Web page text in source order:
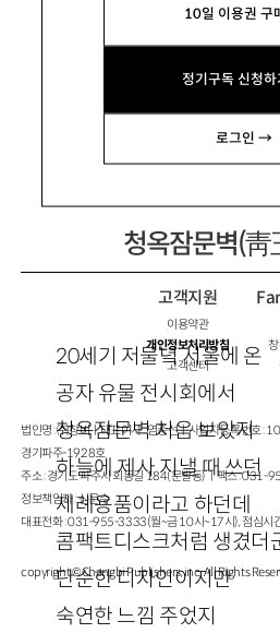
10일 이용권
정기구독 신청
로그인 →
루』 『오른손이 아픈 날』 『
청옥잠문벽(
20세기 저물녘 서울에 온
공자 유물 전시회에서
청옥잠문벽 처음 보았지
하늘에 제사 지낼 때 쓰던
제례용품이라고 하던데
콤팩트디스크처럼 생겼더
단순한 디자인이지만
숙연한 느낌 주었지
고객지원
이용약관
개인정보처리방침
고객센터
법인명 : ㈜창비ㅣ대표이사 : 염종선ㅣ사업자등록번호
경기파주-1928호
주소 : 경기도 파주시 회동길 184(문발동)ㅣ팩스 : 031-
정보책임자 : 신문수
대표전화 : 031-955-3333(월~금 10시~17시), 점심시
copyright © Changbi Publishers, inc. All Rights